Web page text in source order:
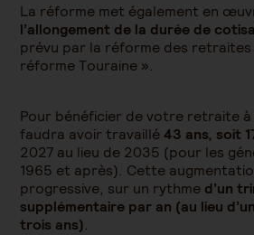
La réforme met également en
l’allongement de la durée de
prévu par la réforme des retraites
réforme Touraine ».
Pour bénéficier de votre retraite à
faudra avoir travaillé43 ans, soit
2027 au lieu de 2035 (pour les
1965 et après). Cette
progressive, sur un rythme d’un
supplémentaire par an (au lieu
trois ans).